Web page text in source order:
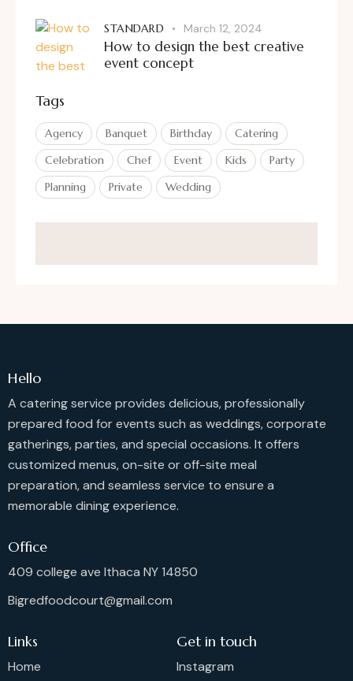
STANDARD March 12, 2024
How to design the best creative
event concept
Tags
Agency Banquet Birthday
Catering
Celebration
Chef Event Kids
Party
Planning
Private Wedding
Hello
A catering service provides delicious, professionally
prepared food for events such as weddings, corporate
gatherings, parties, and special occasions. It offers
customized menus, on-site or off-site meal
preparation, and seamless service to ensure a
memorable dining experience.
Office
409 college ave Ithaca NY 14850
Bigredfoodcourt@gmail.com
Links
Home
Get in touch
Instagram